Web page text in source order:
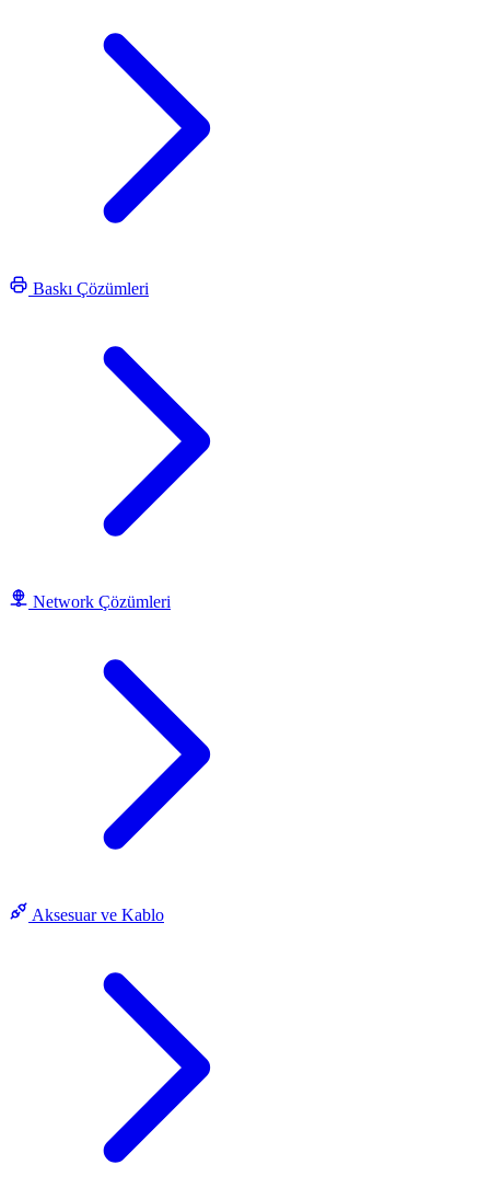
Baskı Çözümleri
Network Çözümleri
Aksesuar ve Kablo